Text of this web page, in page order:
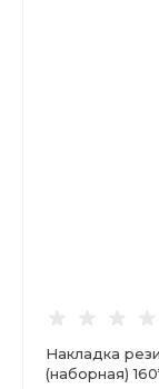
Накладка
(наборная)